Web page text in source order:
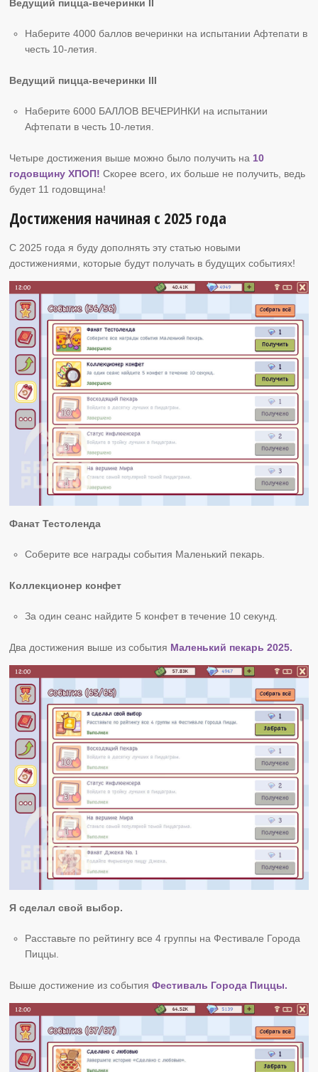
Ведущий пицца-вечеринки II
Наберите 4000 баллов вечеринки на испытании Афтепати в
честь 10-летия.
Ведущий пицца-вечеринки III
Наберите 6000 БАЛЛОВ ВЕЧЕРИНКИ на испытании
Афтепати в честь 10-летия.
Четыре достижения выше можно было получить на 10
годовщину ХПОП! Скорее всего, их больше не получить, ведь
будет 11 годовщина!
Достижения начиная с 2025 года
С 2025 года я буду дополнять эту статью новыми
достижениями, которые будут получать в будущих событиях!
Фанат Тестоленда
Соберите все награды события Маленький пекарь.
Коллекционер конфет
За один сеанс найдите 5 конфет в течение 10 секунд.
Два достижения выше из события Маленький пекарь 2025.
Я сделал свой выбор.
Расставьте по рейтингу все 4 группы на Фестивале Города
Пиццы.
Выше достижение из событияФестиваль Города Пиццы.